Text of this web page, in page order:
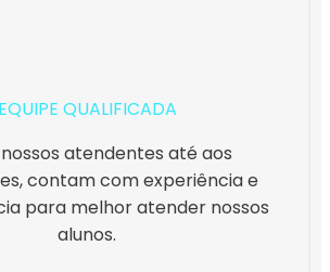
EQUIPE QUALIFICADA
atendentes até aos
contam com experiência e
para melhor atender nossos
alunos.